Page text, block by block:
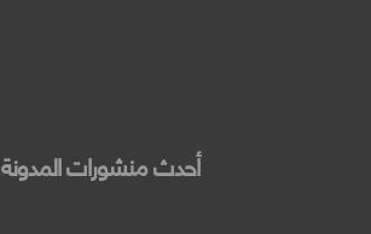
أحدث منشورات المدونة